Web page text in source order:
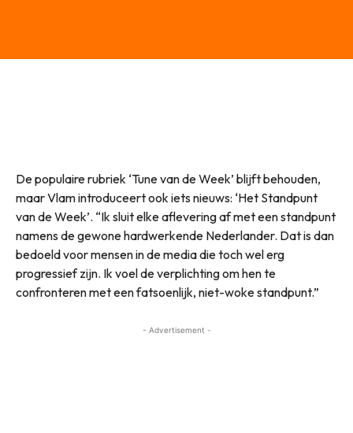
De populaire rubriek ‘Tune van de Week’ blijft behouden,
maar Vlam introduceert ook iets nieuws: ‘Het Standpunt
van de Week’. “Ik sluit elke aflevering af met een standpunt
namens de gewone hardwerkende Nederlander. Dat is dan
bedoeld voor mensen in de media die toch wel erg
progressief zijn. Ik voel de verplichting om hen te
confronteren met een fatsoenlijk, niet-woke standpunt.”
- Advertisement -